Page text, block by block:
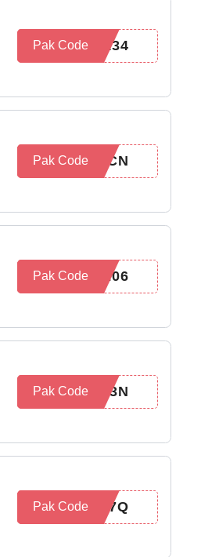
8134
Pak Code
2CN
Pak Code
9206
Pak Code
4O3N
Pak Code
6O7Q
Pak Code